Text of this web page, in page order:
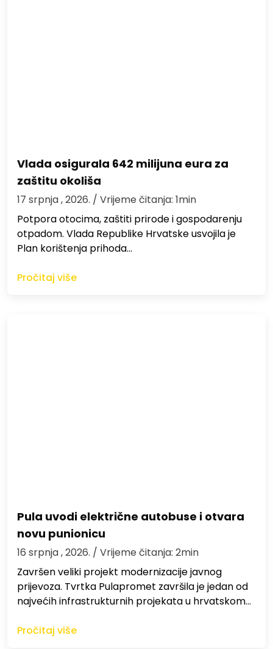
Vlada osigurala 642 milijuna eura za
zaštitu okoliša
17 srpnja , 2026. / Vrijeme čitanja: 1min
Potpora otocima, zaštiti prirode i gospodarenju
otpadom. Vlada Republike Hrvatske usvojila je
Plan korištenja prihoda…
Pročitaj više
Pula uvodi električne autobuse i otvara
novu punionicu
16 srpnja , 2026. / Vrijeme čitanja: 2min
Završen veliki projekt modernizacije javnog
prijevoza. Tvrtka Pulapromet završila je jedan od
najvećih infrastrukturnih projekata u hrvatskom…
Pročitaj više